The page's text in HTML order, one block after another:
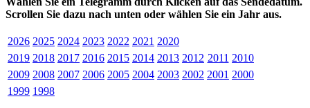
Scrollen Sie dazu nach unten oder wählen Sie ein Jahr aus.
2026 2025 2024 2023 2022 2021 2020
2019 2018 2017 2016 2015 2014 2013 2012 2011 2010
2009 2008 2007 2006 2005 2004 2003 2002 2001 2000
1999 1998